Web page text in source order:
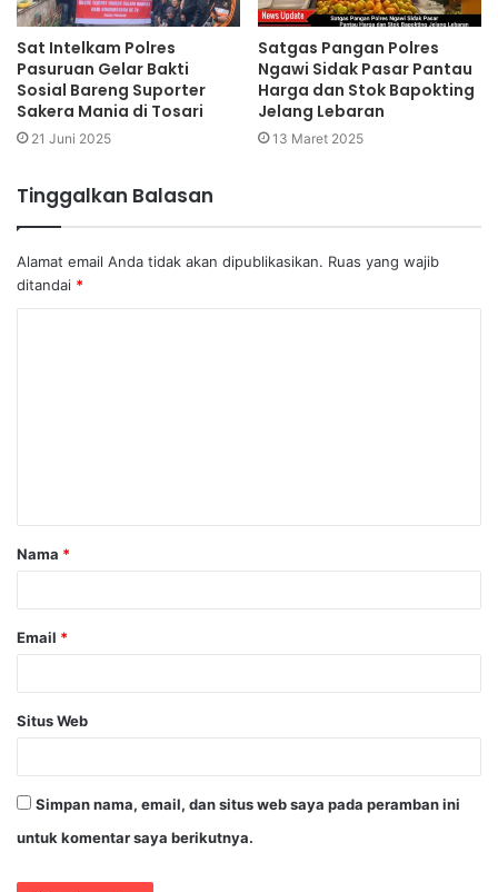
Sat Intelkam Polres
Pasuruan Gelar Bakti
Sosial Bareng Suporter
Sakera Mania di Tosari
21 Juni 2025
Satgas Pangan Polres
Ngawi Sidak Pasar Pantau
Harga dan Stok Bapokting
Jelang Lebaran
13 Maret 2025
Tinggalkan Balasan
Alamat email Anda tidak akan dipublikasikan. Ruas yang wajib
ditandai *
a
r
Nama *
Email *
Situs Web
Simpan nama, email, dan situs web saya pada peramban ini
untuk komentar saya berikutnya.